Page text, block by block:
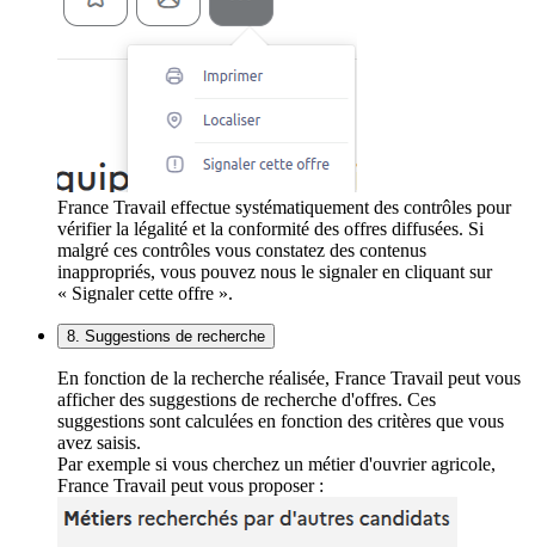
France Travail effectue systématiquement des contrôles pour
vérifier la légalité et la conformité des offres diffusées. Si
malgré ces contrôles vous constatez des contenus
inappropriés, vous pouvez nous le signaler en cliquant sur
« Signaler cette offre ».
8. Suggestions de recherche
En fonction de la recherche réalisée, France Travail peut vous
afficher des suggestions de recherche d'offres. Ces
suggestions sont calculées en fonction des critères que vous
avez saisis.
Par exemple si vous cherchez un métier d'ouvrier agricole,
France Travail peut vous proposer :